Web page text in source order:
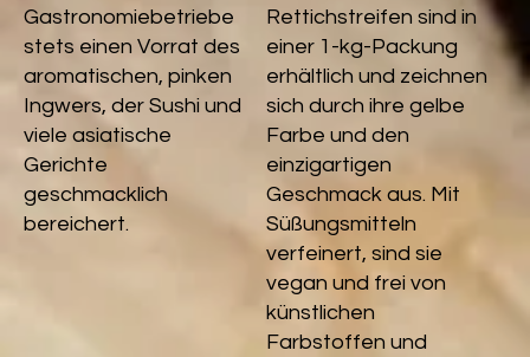
Gastronomiebetriebe
stets einen Vorrat des
aromatischen, pinken
Ingwers, der Sushi und
viele asiatische
Gerichte
geschmacklich
bereichert.
Rettichstreifen sind in
einer 1-kg-Packung
erhältlich und zeichnen
sich durch ihre gelbe
Farbe und den
einzigartigen
Geschmack aus. Mit
Süßungsmitteln
verfeinert, sind sie
vegan und frei von
künstlichen
Farbstoffen und